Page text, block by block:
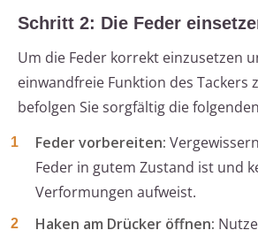
Schritt 2: Die Feder
Um die Feder korrekt einzusetzen
einwandfreie Funktion des Tackers
befolgen Sie sorgfältig die
Feder vorbereiten:
Feder in gutem Zustand ist und
Verformungen aufweist.
Haken am Drücker öffnen: